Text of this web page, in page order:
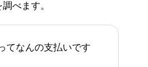
べます。
てなんの支払いです